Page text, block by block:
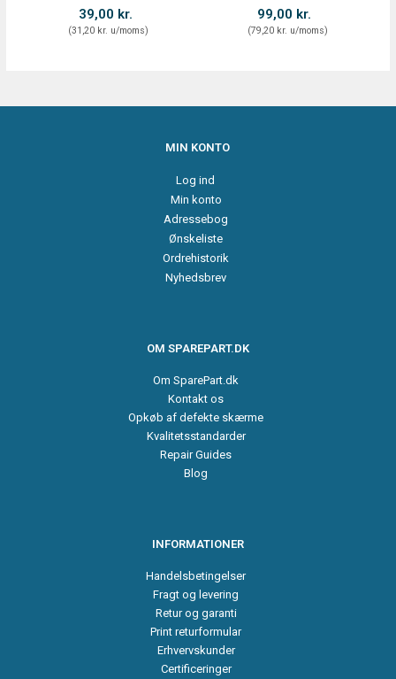
39,00 kr.
(31,20 kr. u/moms)
99,00 kr.
(79,20 kr. u/moms)
MIN KONTO
Log ind
Min konto
Adressebog
Ønskeliste
Ordrehistorik
Nyhedsbrev
OM SPAREPART.DK
Om SparePart.dk
Kontakt os
Opkøb af defekte skærme
Kvalitetsstandarder
Repair Guides
Blog
INFORMATIONER
Handelsbetingelser
Fragt og levering
Retur og garanti
Print returformular
Erhvervskunder
Certificeringer